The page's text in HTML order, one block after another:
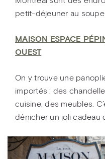
petit-déjeuner au
MAISON ESPACE
OUEST
On y trouve une
importés : des
cuisine, des meubles.
dénicher un joli cadeau